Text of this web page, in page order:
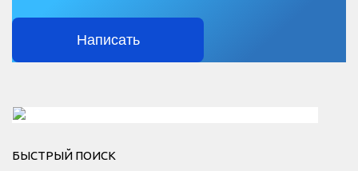
Написать
БЫСТРЫЙ ПОИСК